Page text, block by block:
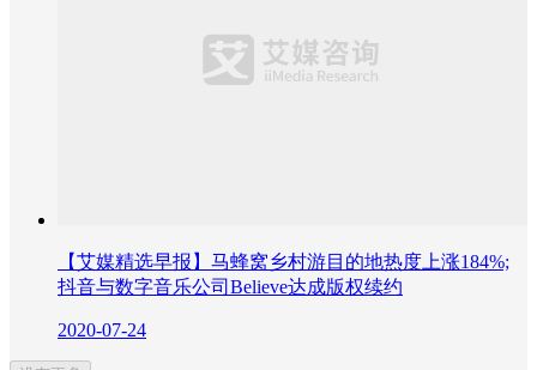
【艾媒精选早报】马蜂窝乡村游目的地热度上涨184%;
抖音与数字音乐公司Believe达成版权续约
2020-07-24